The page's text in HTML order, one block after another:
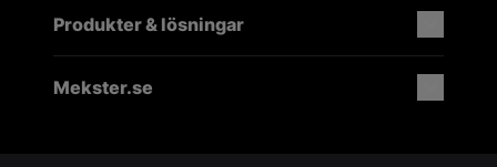
Produkter & lösningar
Mekster.se